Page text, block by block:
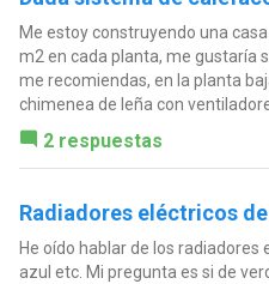
Me estoy construyendo una
m2 en cada planta, me gustaría
me recomiendas, en la planta
chimenea de leña con
2 respuestas
Radiadores eléctricos
He oído hablar de los
azul etc. Mi pregunta es si de